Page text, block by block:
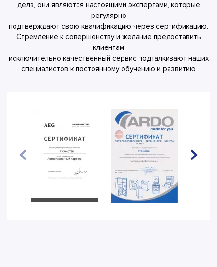
дела, они являются настоящими экспертами, которые
регулярно
подтверждают свою квалификацию через сертификацию.
Стремление к совершенству и желание предоставить
клиентам
исключительно качественный сервис подталкивают наших
специалистов к постоянному обучению и развитию